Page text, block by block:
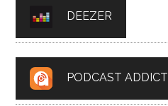
DEEZER
PODCAST ADDICT